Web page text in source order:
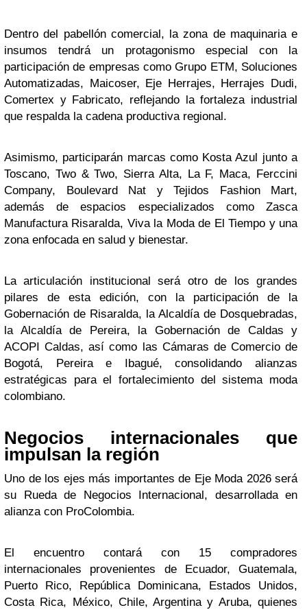
Dentro del pabellón comercial, la zona de maquinaria e
insumos tendrá un protagonismo especial con la
participación de empresas como Grupo ETM, Soluciones
Automatizadas, Maicoser, Eje Herrajes, Herrajes Dudi,
Comertex y Fabricato, reflejando la fortaleza industrial
que respalda la cadena productiva regional.
Asimismo, participarán marcas como Kosta Azul junto a
Toscano, Two & Two, Sierra Alta, La F, Maca, Ferccini
Company, Boulevard Nat y Tejidos Fashion Mart,
además de espacios especializados como Zasca
Manufactura Risaralda, Viva la Moda de El Tiempo y una
zona enfocada en salud y bienestar.
La articulación institucional será otro de los grandes
pilares de esta edición, con la participación de la
Gobernación de Risaralda, la Alcaldía de Dosquebradas,
la Alcaldía de Pereira, la Gobernación de Caldas y
ACOPI Caldas, así como las Cámaras de Comercio de
Bogotá, Pereira e Ibagué, consolidando alianzas
estratégicas para el fortalecimiento del sistema moda
colombiano.
Negocios internacionales que
impulsan la región
Uno de los ejes más importantes de Eje Moda 2026 será
su Rueda de Negocios Internacional, desarrollada en
alianza con ProColombia.
El encuentro contará con 15 compradores
internacionales provenientes de Ecuador, Guatemala,
Puerto Rico, República Dominicana, Estados Unidos,
Costa Rica, México, Chile, Argentina y Aruba, quienes